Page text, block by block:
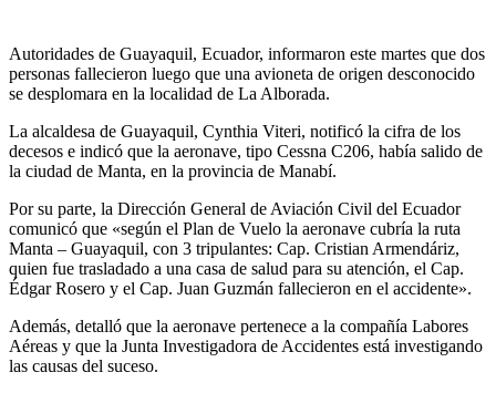
Autoridades de Guayaquil, Ecuador, informaron este martes que dos
personas fallecieron luego que una avioneta de origen desconocido
se desplomara en la localidad de La Alborada.
La alcaldesa de Guayaquil, Cynthia Viteri, notificó la cifra de los
decesos e indicó que la aeronave, tipo Cessna C206, había salido de
la ciudad de Manta, en la provincia de Manabí.
Por su parte, la Dirección General de Aviación Civil del Ecuador
comunicó que «según el Plan de Vuelo la aeronave cubría la ruta
Manta – Guayaquil, con 3 tripulantes: Cap. Cristian Armendáriz,
quien fue trasladado a una casa de salud para su atención, el Cap.
Édgar Rosero y el Cap. Juan Guzmán fallecieron en el accidente».
Además, detalló que la aeronave pertenece a la compañía Labores
Aéreas y que la Junta Investigadora de Accidentes está investigando
las causas del suceso.